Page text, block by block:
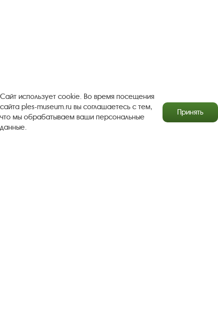
Антикоррупционная деятельность
Сайт использует cookie. Во время посещения
сайта ples-museum.ru вы соглашаетесь с тем,
что мы обрабатываем ваши персональные
данные.
Принять